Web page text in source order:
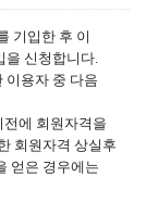
기입한 후 이
을 신청합니다.
이용자 중 다음
에 회원자격을
회원자격 상실후
얻은 경우에는